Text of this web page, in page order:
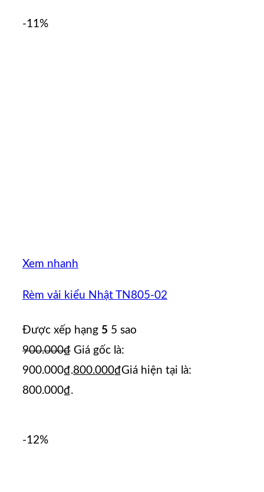
-11%
Xem nhanh
Rèm vải kiểu Nhật TN805-02
Được xếp hạng 5 5 sao
900.000₫ Giá gốc là:
900.000₫.800.000₫Giá hiện tại là:
800.000₫.
-12%